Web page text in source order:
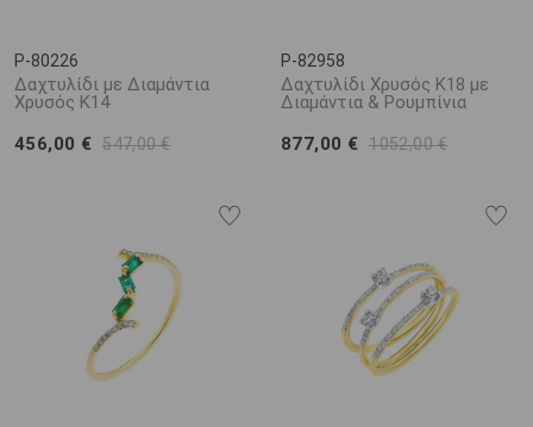
P-80226
Δαχτυλίδι με Διαμάντια
Χρυσός K14
456,00 € 547,00 €
P-82958
Δαχτυλίδι Χρυσός K18 με
Διαμάντια & Ρουμπίνια
877,00 € 1052,00 €